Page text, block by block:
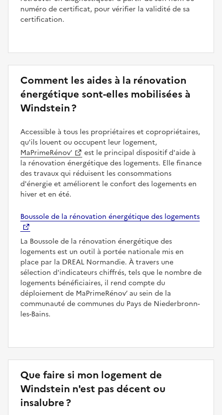
numéro de certificat, pour vérifier la validité de sa
certification.
Comment les aides à la rénovation
énergétique sont-elles mobilisées à
Windstein ?
Accessible à tous les propriétaires et copropriétaires,
qu'ils louent ou occupent leur logement,
MaPrimeRénov’
est le principal dispositif d'aide à
la rénovation énergétique des logements. Elle finance
des travaux qui réduisent les consommations
d'énergie et améliorent le confort des logements en
hiver et en été.
Boussole de la rénovation énergétique des logements
La Boussole de la rénovation énergétique des
logements est un outil à portée nationale mis en
place par la DREAL Normandie. À travers une
sélection d'indicateurs chiffrés, tels que le nombre de
logements bénéficiaires, il rend compte du
déploiement de MaPrimeRénov’ au sein de la
communauté de communes du Pays de Niederbronn-
les-Bains.
Que faire si mon logement de
Windstein n'est pas décent ou
insalubre ?